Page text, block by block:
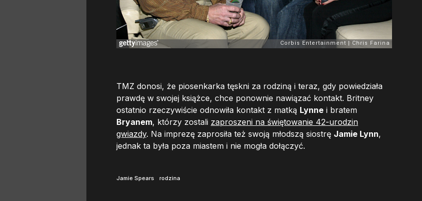
TMZ donosi, że piosenkarka tęskni za rodziną i teraz, gdy powiedziała
prawdę w swojej książce, chce ponownie nawiązać kontakt. Britney
ostatnio rzeczywiście odnowiła kontakt z matką Lynne i bratem
Bryanem, którzy zostali zaproszeni na świętowanie 42-urodzin
gwiazdy. Na imprezę zaprosiła też swoją młodszą siostrę Jamie Lynn,
jednak ta była poza miastem i nie mogła dołączyć.
Jamie Spears rodzina